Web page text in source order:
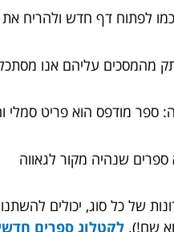
לפתוח דף חדש ולהריח את
מהמסכים עליהם אנו
ספר מודפס הוא פריט סמלי
שנהיה מקור לגאווה
של כל סוג, יכולים
שם!). לקטלוג ספרים